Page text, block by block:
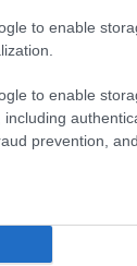
to enable
to enable
including
prevention,